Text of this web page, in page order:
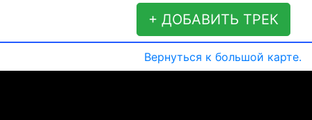
+ ДОБАВИТЬ ТРЕК
Вернуться к большой карте.